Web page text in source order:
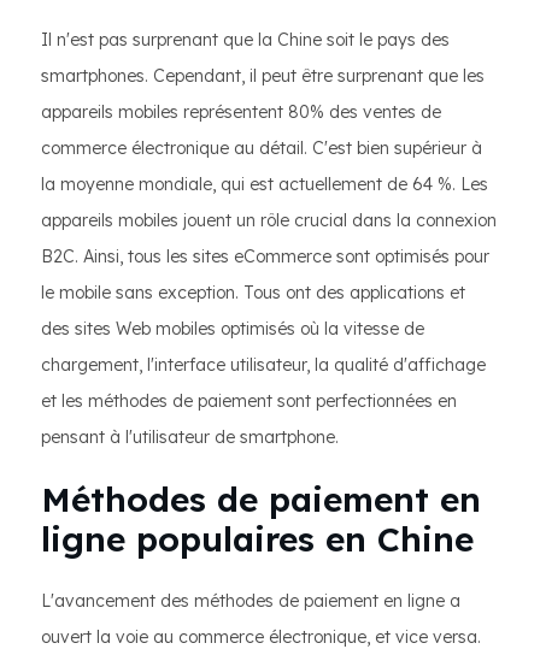
Il n'est pas surprenant que la Chine soit le pays des
smartphones. Cependant, il peut être surprenant que les
appareils mobiles représentent 80% des ventes de
commerce électronique au détail. C'est bien supérieur à
la moyenne mondiale, qui est actuellement de 64 %. Les
appareils mobiles jouent un rôle crucial dans la connexion
B2C. Ainsi, tous les sites eCommerce sont optimisés pour
le mobile sans exception. Tous ont des applications et
des sites Web mobiles optimisés où la vitesse de
chargement, l'interface utilisateur, la qualité d'affichage
et les méthodes de paiement sont perfectionnées en
pensant à l'utilisateur de smartphone.
Méthodes de paiement en
ligne populaires en Chine
L'avancement des méthodes de paiement en ligne a
ouvert la voie au commerce électronique, et vice versa.